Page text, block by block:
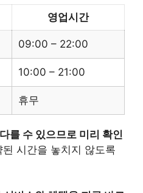
영업시간
09:00 – 22:00
10:00 – 21:00
휴무
를 수 있으므로 미리 확인
된 시간을 놓치지 않도록